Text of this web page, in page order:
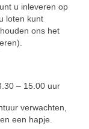
u inleveren op
loten kunt
ons het
– 15.00 uur
verwachten,
een hapje.